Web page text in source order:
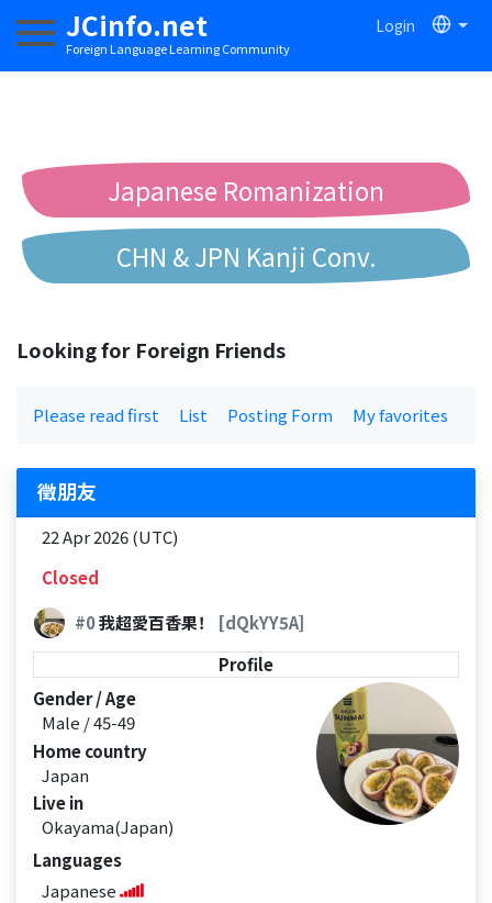
JCinfo.net
Foreign Language Learning Community
Login
Toggle navigation
Japanese Romanization
CHN & JPN Kanji Conv.
Looking for Foreign Friends
Please read first List Posting Form My favorites
徵朋友
22 Apr 2026 (UTC)
Closed
#0我超愛百香果！
[dQkYY5A]
Profile
Gender / Age
Male / 45-49
Home country
Japan
Live in
Okayama(Japan)
Languages
Japanese